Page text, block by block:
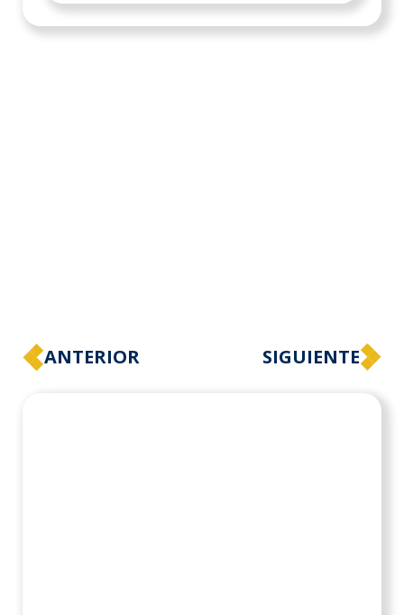
ANTERIOR SIGUIENTE